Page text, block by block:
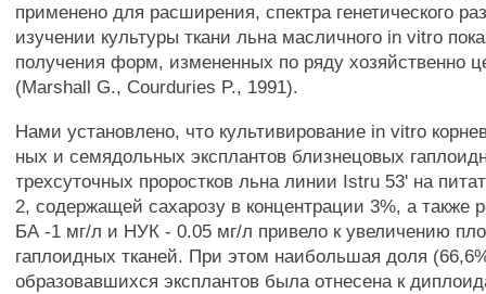
применено для расширения, спектра генетического
изучении культуры ткани льна масличного in vitro
получения форм, измененных по ряду хозяйственно
(Marshall G., Courduries P., 1991).
Нами установлено, что культивирование in vitro
ных и семядольных эксплантов близнецовых
трехсуточных проростков льна линии Istru 53' на
2, содержащей сахарозу в концентрации 3%, а также
БА -1 мг/л и НУК - 0.05 мг/л привело к увеличению
гаплоидных тканей. При этом наибольшая доля
образовавшихся эксплантов была отнесена к